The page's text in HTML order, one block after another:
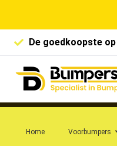
De goedkoopste
Home Voorbumpers